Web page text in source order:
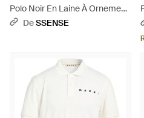
Polo Noir En Laine À Ornement
Lurex - Noir
DeSSENSE